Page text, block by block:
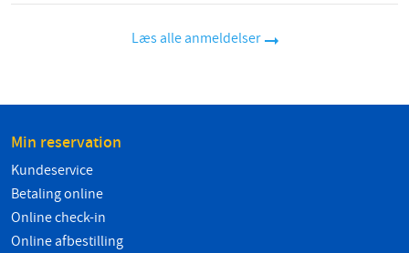
Læs alle anmeldelser
Min reservation
Kundeservice
Betaling online
Online check-in
Online afbestilling